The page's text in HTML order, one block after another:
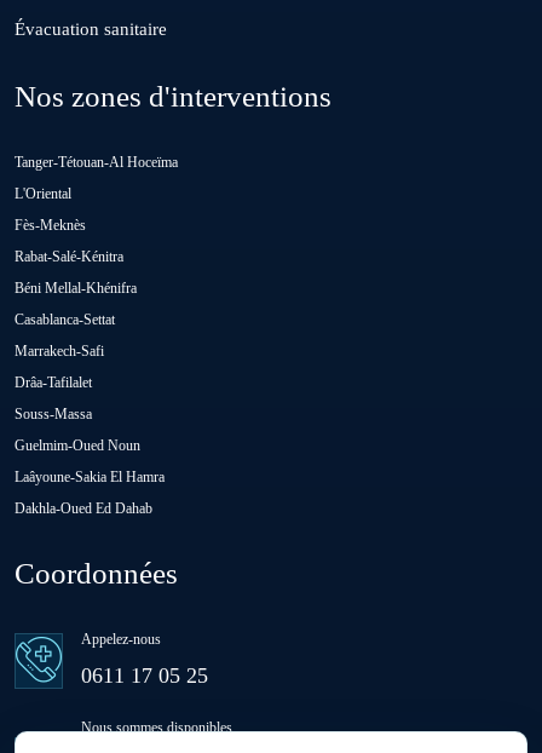
Khouribga
Loulad
Oulad H'Riz Sahel
Oulad Saïd
Ras El Aïn
Évacuation sanitaire
Nos zones d'interventions
Tanger-Tétouan-Al Hoceïma
L'Oriental
Fès-Meknès
Rabat-Salé-Kénitra
Béni Mellal-Khénifra
Casablanca-Settat
Marrakech-Safi
Drâa-Tafilalet
Souss-Massa
Guelmim-Oued Noun
Laâyoune-Sakia El Hamra
Dakhla-Oued Ed Dahab
Coordonnées
Appelez-nous
0611 17 05 25
Nous sommes disponibles